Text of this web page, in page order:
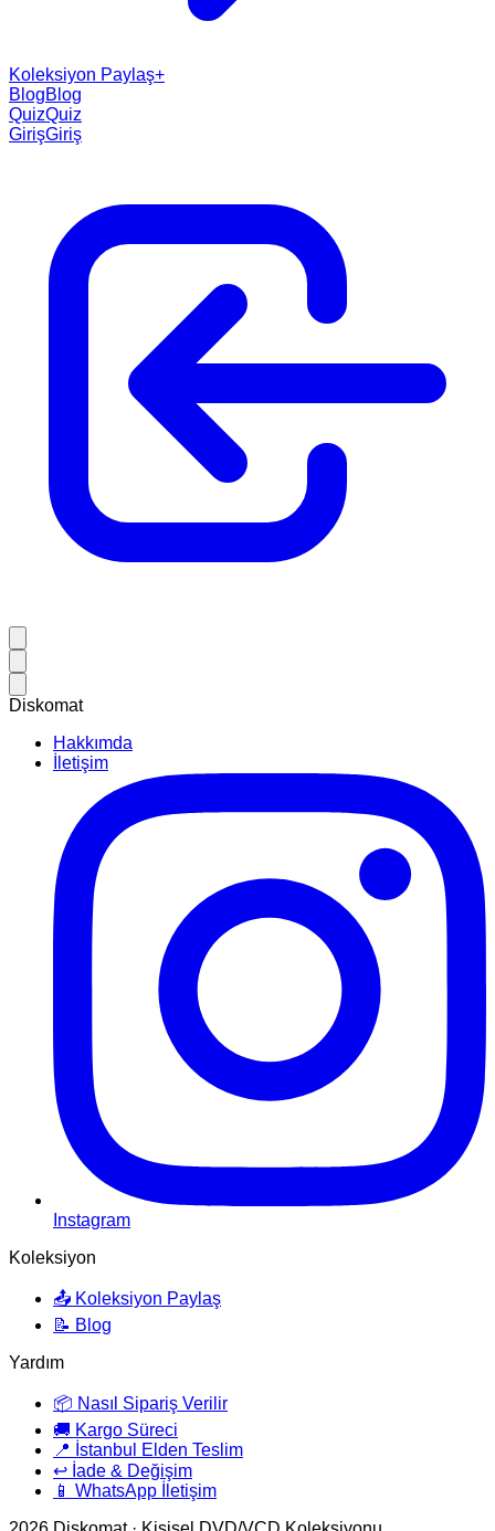
Koleksiyon Paylaş+
BlogBlog
QuizQuiz
GirişGiriş
Diskomat
Hakkımda
İletişim
Instagram
Koleksiyon
📤 Koleksiyon Paylaş
📝 Blog
Yardım
📦 Nasıl Sipariş Verilir
🚚 Kargo Süreci
📍 İstanbul Elden Teslim
↩️ İade & Değişim
📱 WhatsApp İletişim